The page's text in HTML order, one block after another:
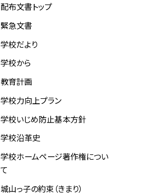
配布文書トップ
緊急文書
学校だより
学校から
教育計画
学校力向上プラン
学校いじめ防止基本方針
学校沿革史
学校ホームページ著作権につい
て
城山っ子の約束（きまり）